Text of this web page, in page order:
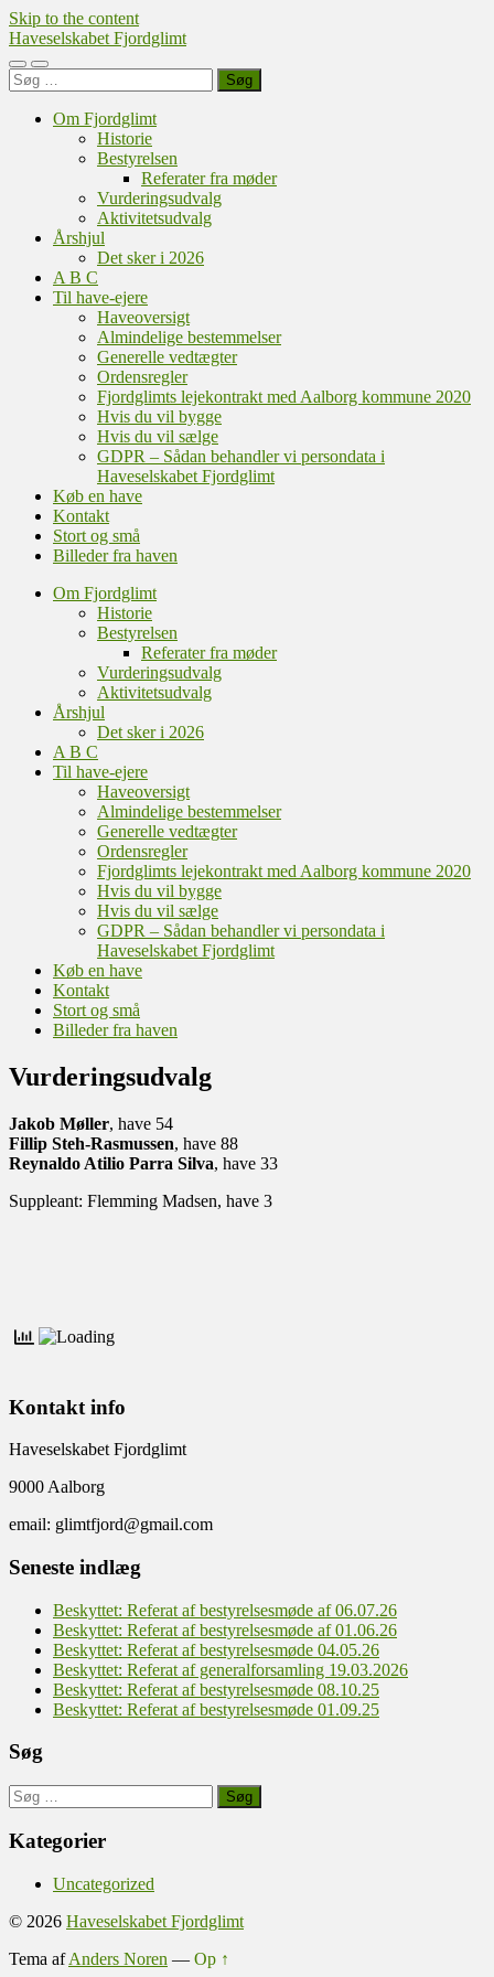
Skip to the content
Haveselskabet Fjordglimt
Toggle
mobile
Toggle
search
Søg
efter:
Om Fjordglimt
Historie
Bestyrelsen
Referater fra møder
Vurderingsudvalg
Aktivitetsudvalg
Årshjul
Det sker i 2026
A B C
Til have-ejere
Haveoversigt
Almindelige bestemmelser
Generelle vedtægter
Ordensregler
Fjordglimts lejekontrakt med Aalborg kommune 2020
Hvis du vil bygge
Hvis du vil sælge
GDPR – Sådan behandler vi persondata i
Haveselskabet Fjordglimt
Køb en have
Kontakt
Stort og små
Billeder fra haven
Om Fjordglimt
Historie
Bestyrelsen
Referater fra møder
Vurderingsudvalg
Aktivitetsudvalg
Årshjul
Det sker i 2026
A B C
Til have-ejere
Haveoversigt
Almindelige bestemmelser
Generelle vedtægter
Ordensregler
Fjordglimts lejekontrakt med Aalborg kommune 2020
Hvis du vil bygge
Hvis du vil sælge
GDPR – Sådan behandler vi persondata i
Haveselskabet Fjordglimt
Køb en have
Kontakt
Stort og små
Billeder fra haven
Vurderingsudvalg
Jakob Møller, have 54
Fillip Steh-Rasmussen, have 88
Reynaldo Atilio Parra Silva, have 33
Suppleant: Flemming Madsen, have 3
Kontakt info
Haveselskabet Fjordglimt
9000 Aalborg
email: glimtfjord@gmail.com
Seneste indlæg
Beskyttet: Referat af bestyrelsesmøde af 06.07.26
Beskyttet: Referat af bestyrelsesmøde af 01.06.26
Beskyttet: Referat af bestyrelsesmøde 04.05.26
Beskyttet: Referat af generalforsamling 19.03.2026
Beskyttet: Referat af bestyrelsesmøde 08.10.25
Beskyttet: Referat af bestyrelsesmøde 01.09.25
Søg
Søg
efter:
Kategorier
Uncategorized
© 2026 Haveselskabet Fjordglimt
Tema afAnders Noren — Op ↑